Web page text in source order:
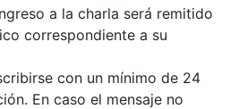
a la charla será remitido
correspondiente a su
con un mínimo de 24
En caso el mensaje no